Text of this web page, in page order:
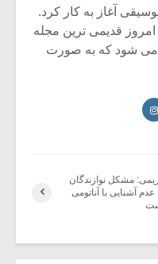
آغاز به کار کرد.
قدیمی ترین مجله
می شود که به صورت
مشکل نوازندگان
عدم آشنایی با آناتومی